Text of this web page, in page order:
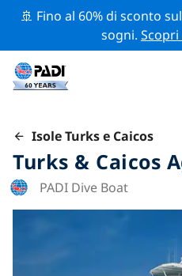
🚢 Fino al 60% di sconto
sogni.
Isole Turks e Caicos
Turks & Caicos
PADI Dive Boat